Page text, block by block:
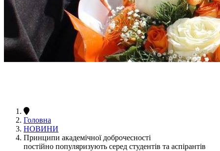
Головна
НОВИНИ
Принципи академічної доброчесності
постійно популяризують серед студентів та аспірантів